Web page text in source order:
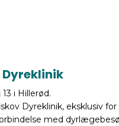
i Hillerød.
Dyreklinik, eksklusiv
med